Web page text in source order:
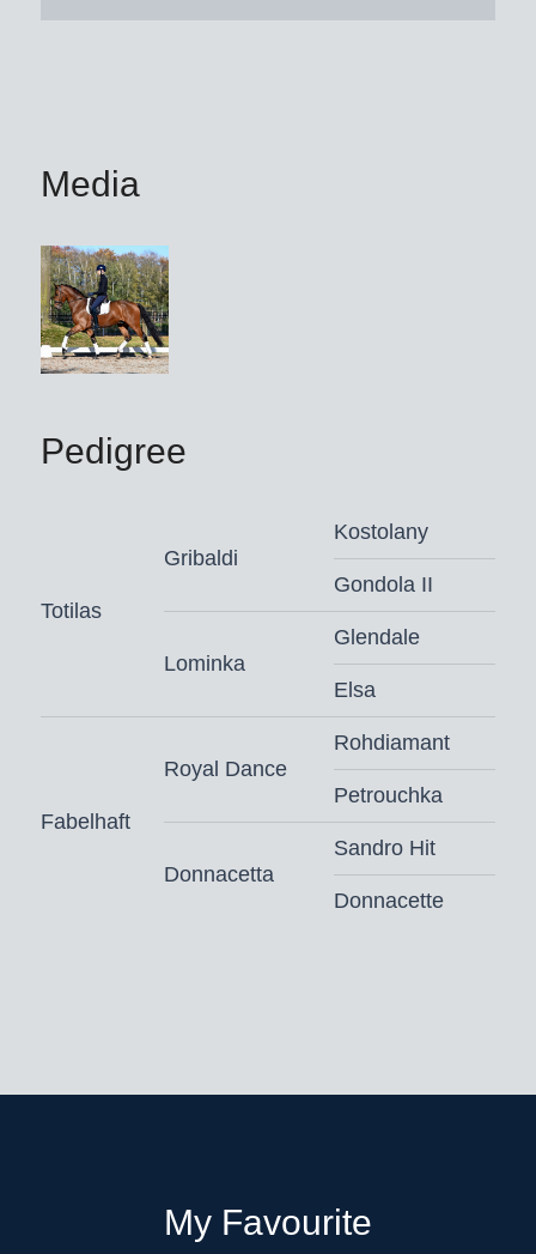
Media
Pedigree
Totilas
Gribaldi
Kostolany
Gondola II
Lominka
Glendale
Elsa
Fabelhaft
Royal Dance
Rohdiamant
Petrouchka
Donnacetta
Sandro Hit
Donnacette
My Favourite